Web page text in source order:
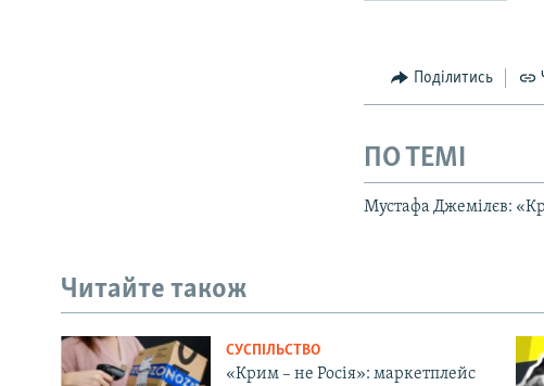
Поділитись
ПО ТЕМІ
Мустафа Джемілєв:
Читайте також
СУСПІЛЬСТВО
«Крим – не Росія»: маркетплейс